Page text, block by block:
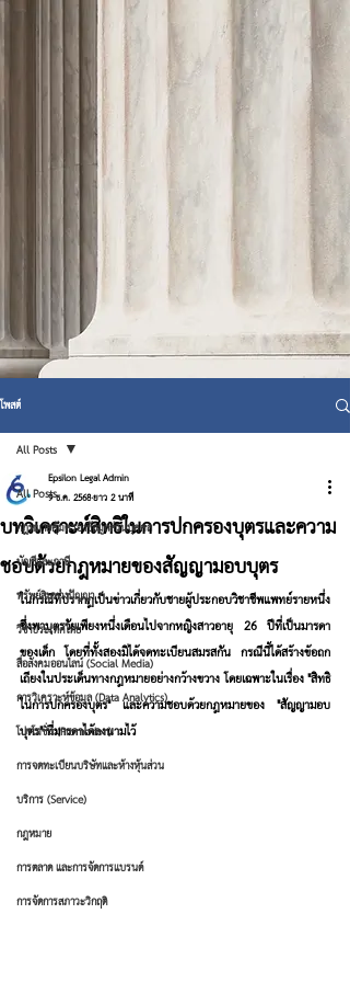
โพสต์
All Posts
กฎหมายคุ้มครองข้อมูลส่วนบุคคล
บัญชีและภาษี
ทรัพย์สินทางปัญญา
วีซ่าประเทศไทย
สื่อสังคมออนไลน์ (Social Media)
การวิเคราะห์ข้อมูล (Data Analytics)
โปรโมชั่น (Promotion)
การจดทะเบียนบริษัทและห้างหุ้นส่วน
บริการ (Service)
กฎหมาย
การตลาด และการจัดการแบรนด์
การจัดการสภาวะวิกฤติ
All Posts
บทวิเคราะห์สิทธิในการปกครองบุตรและความ
ชอบด้วยกฎหมายของสัญญามอบบุตร
Epsilon Legal Admin
9 ธ.ค. 2568ยาว 2 นาที
ในกรณีที่ปรากฏเป็นข่าวเกี่ยวกับชายผู้ประกอบวิชาชีพแพทย์รายหนึ่ง
ซึ่งพาบุตรวัยเพียงหนึ่งเดือนไปจากหญิงสาวอายุ 26 ปีที่เป็นมารดา
ของเด็ก โดยที่ทั้งสองมิได้จดทะเบียนสมรสกัน กรณีนี้ได้สร้างข้อถก
เถียงในประเด็นทางกฎหมายอย่างกว้างขวาง โดยเฉพาะในเรื่อง "สิทธิ
ในการปกครองบุตร" และความชอบด้วยกฎหมายของ "สัญญามอบ
บุตร" ที่มารดาได้ลงนามไว้